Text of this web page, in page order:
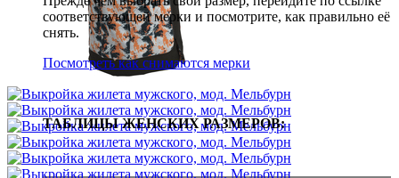
соответствующей мерки и посмотрите, как правильно её
снять.
Посмотреть как снимаются мерки
ТАБЛИЦЫ ЖЕНСКИХ РАЗМЕРОВ: